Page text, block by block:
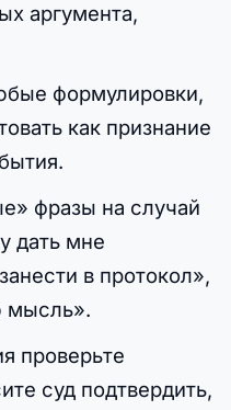
аргумента,
формулировки,
как признание
фразы на случай
дать мне
в протокол»,
мысль».
проверьте
суд подтвердить,